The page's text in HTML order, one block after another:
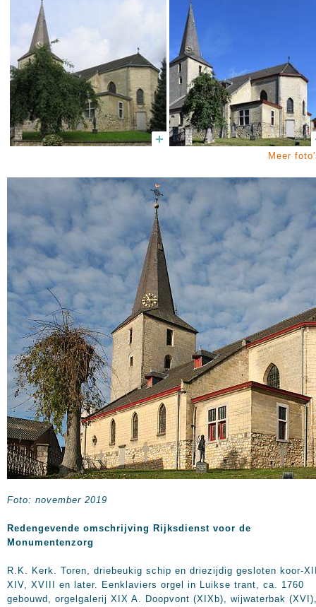
Meer
Foto: november 2019
Redengevende omschrijving Rijksdienst voor de
Monumentenzorg
R.K. Kerk. Toren, driebeukig schip en driezijdig gesloten koor-
XIV, XVIII en later. Eenklaviers orgel in Luikse trant, ca. 1760
gebouwd, orgelgalerij XIX A. Doopvont (XIXb), wijwaterbak